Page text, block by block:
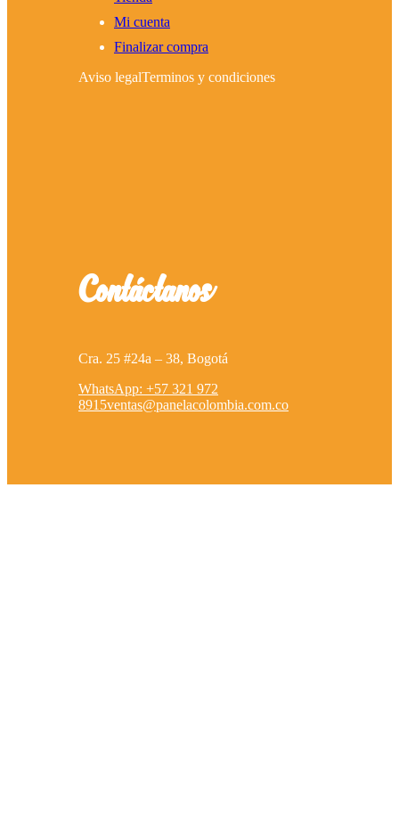
Mi cuenta
Finalizar compra
Aviso legalTerminos y condiciones
Contáctanos
Cra. 25 #24a – 38, Bogotá
WhatsApp: +57 321 972
8915ventas@panelacolombia.com.co